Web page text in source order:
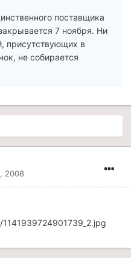
поставщика
7 ноября. Ни
присутствующих в
не собирается
2008